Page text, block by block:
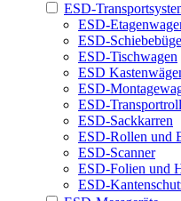
ESD-
ESD-
ESD-
ESD-Tischwagen
ESD
ESD-
ESD-
ESD-Sackkarren
ESD-Rollen und
ESD-Scanner
ESD-Folien und
ESD-